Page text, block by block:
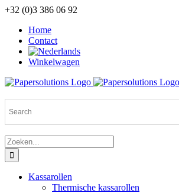
Ga
inhoud
+32 (0)3 386 06 92
Home
Contact
Winkelwagen
Zoeken
naar:
Kassarollen
Thermische kassarollen